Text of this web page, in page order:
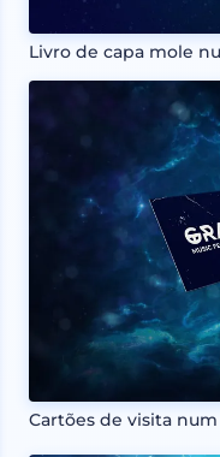
Livro de capa mole
Cartões de visita